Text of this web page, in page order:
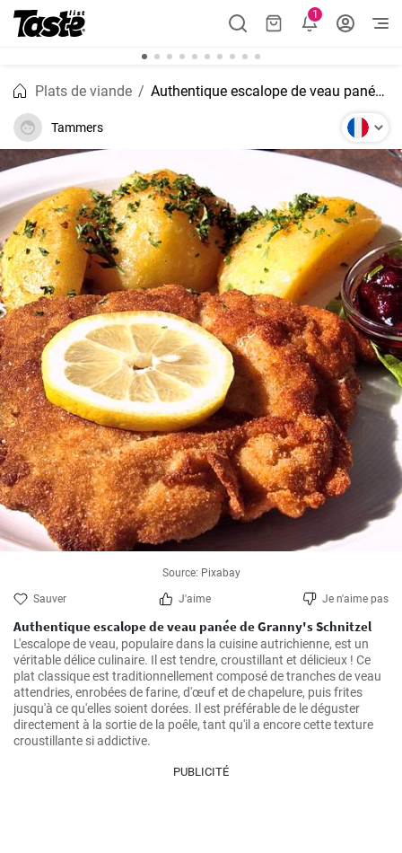
1
Plats de viande Authentique escalope de veau panée de Granny's Schnitzel
Tammers
Source: Pixabay
Sauver J'aime Je n'aime pas
Authentique escalope de veau panée de Granny's Schnitzel
L'escalope de veau, populaire dans la cuisine autrichienne, est un
véritable délice culinaire. Il est tendre, croustillant et délicieux ! Ce
plat classique est traditionnellement composé de tranches de veau
attendries, enrobées de farine, d'œuf et de chapelure, puis frites
jusqu'à ce qu'elles soient dorées. Il est préférable de le déguster
directement à la sortie de la poêle, tant qu'il a encore cette texture
croustillante si addictive.
PUBLICITÉ